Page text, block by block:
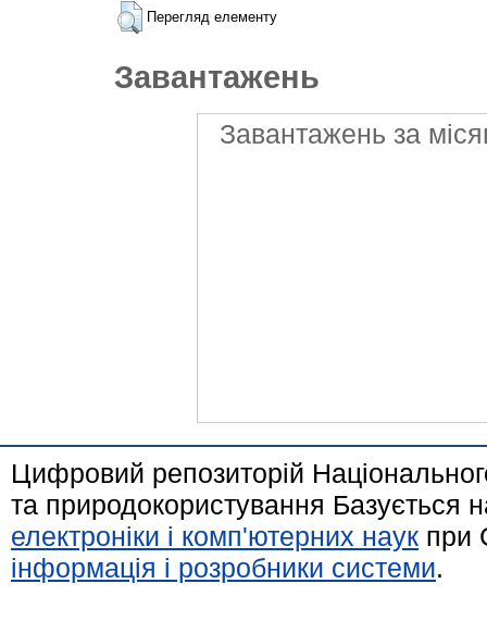
Перегляд елементу
Завантажень
Завантажень за
Цифровий репозиторій
та природокористування Базується
електроніки і комп'ютерних наук при
інформація і розробники системи.